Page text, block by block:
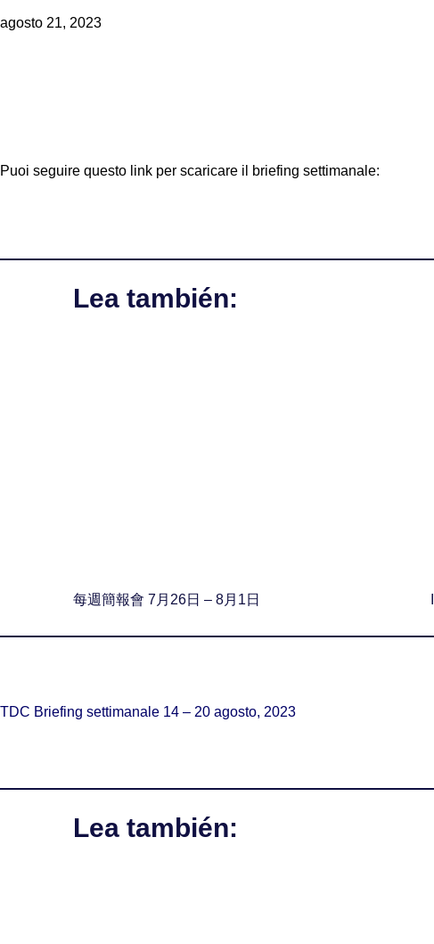
agosto 21, 2023
Puoi seguire questo link per scaricare il briefing settimanale:
Lea también:
每週簡報會 7月26日 – 8月1日
TDC Briefing settimanale 14 – 20 agosto, 2023
Lea también: